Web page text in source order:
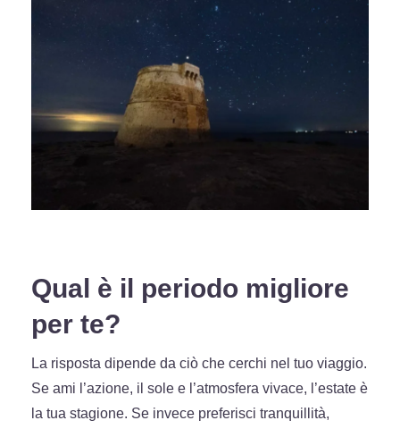
Qual è il periodo migliore
per te?
La risposta dipende da ciò che cerchi nel tuo viaggio.
Se ami l’azione, il sole e l’atmosfera vivace, l’estate è
la tua stagione. Se invece preferisci tranquillità,